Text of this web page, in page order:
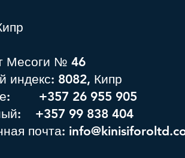
Месоги № 46
индекс: 8082, Кипр
+357 26 955 905
+357 99 838 404
почта: